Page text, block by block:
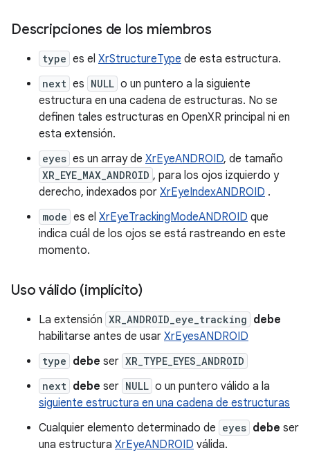
Descripciones de los miembros
type es el XrStructureType de esta estructura.
next es NULL o un puntero a la siguiente
estructura en una cadena de estructuras. No se
definen tales estructuras en OpenXR principal ni en
esta extensión.
eyes es un array de XrEyeANDROID, de tamaño
XR_EYE_MAX_ANDROID , para los ojos izquierdo y
derecho, indexados por XrEyeIndexANDROID .
mode es el XrEyeTrackingModeANDROID que
indica cuál de los ojos se está rastreando en este
momento.
Uso válido (implícito)
La extensión XR_ANDROID_eye_tracking debe
habilitarse antes de usar XrEyesANDROID
type debe ser XR_TYPE_EYES_ANDROID
next debe ser NULL o un puntero válido a la
siguiente estructura en una cadena de estructuras
Cualquier elemento determinado de eyes debe ser
una estructura XrEyeANDROID válida.